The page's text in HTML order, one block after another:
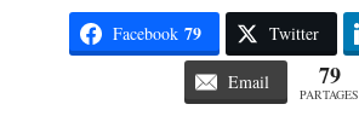
Facebook 79 Twitter
Email 79
PARTAGES